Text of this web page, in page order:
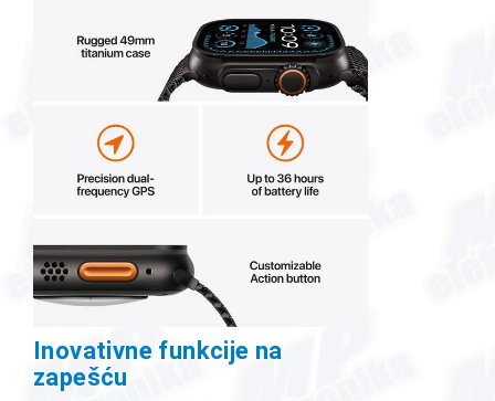
Inovativne funkcije na
zapešću